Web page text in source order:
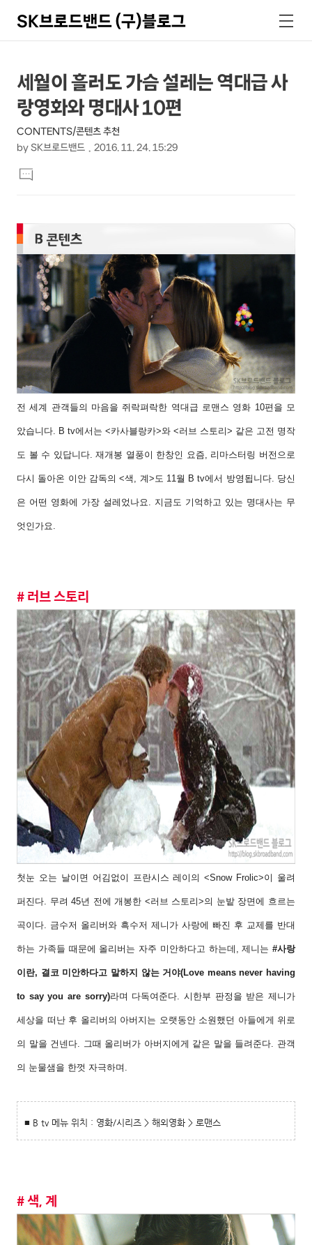
SK브로드밴드 (구)블로그
색
메
뉴
상
세
컨
텐
츠
본
문
제
목
세월이 흘러도 가슴 설레는 역대급 사
랑영화와 명대사 10편
CONTENTS/콘텐츠 추천
by SK브로드밴드 2016. 11. 24. 15:29
문
댓
글
전 세계 관객들의 마음을 쥐락펴락한 역대급 로맨스 영화 10편을 모
았습니다. B tv에서는 <카사블랑카>와 <러브 스토리> 같은 고전 명작
도 볼 수 있답니다. 재개봉 열풍이 한창인 요즘, 리마스터링 버전으로
다시 돌아온 이안 감독의 <색, 계>도 11월 B tv에서 방영됩니다. 당신
은 어떤 영화에 가장 설레었나요. 지금도 기억하고 있는 명대사는 무
엇인가요.
# 러브 스토리
첫눈 오는 날이면 어김없이 프란시스 레이의 <Snow Frolic>이 울려
퍼진다. 무려 45년 전에 개봉한 <러브 스토리>의 눈밭 장면에 흐르는
곡이다. 금수저 올리버와 흑수저 제니가 사랑에 빠진 후 교제를 반대
하는 가족들 때문에 올리버는 자주 미안하다고 하는데, 제니는 #사랑
이란, 결코 미안하다고 말하지 않는 거야(Love means never having
to say you are sorry)라며 다독여준다. 시한부 판정을 받은 제니가
세상을 떠난 후 올리버의 아버지는 오랫동안 소원했던 아들에게 위로
의 말을 건넨다. 그때 올리버가 아버지에게 같은 말을 들려준다. 관객
의 눈물샘을 한껏 자극하며.
■ B tv 메뉴 위치 : 영화/시리즈 > 해외영화 > 로맨스
# 색, 계